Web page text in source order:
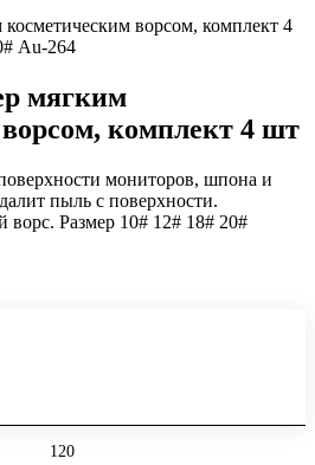
ворсом, комплект 4
Au-264
мягким
комплект 4 шт
мониторов, шпона и
пыль с поверхности.
Размер 10# 12# 18# 20#
120